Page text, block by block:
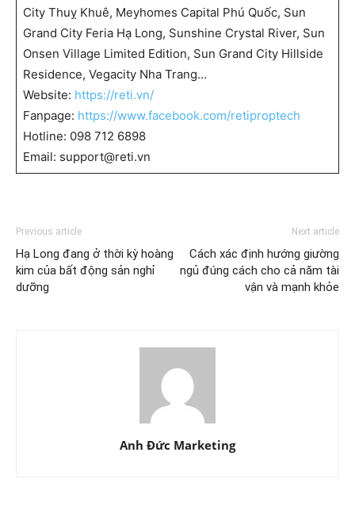
City Thuỵ Khuê, Meyhomes Capital Phú Quốc, Sun
Grand City Feria Hạ Long, Sunshine Crystal River, Sun
Onsen Village Limited Edition, Sun Grand City Hillside
Residence, Vegacity Nha Trang…
Website: https://reti.vn/
Fanpage: https://www.facebook.com/retiproptech
Hotline: 098 712 6898
Email: support@reti.vn
Previous article
Hạ Long đang ở thời kỳ hoàng
kim của bất động sản nghỉ
dưỡng
Next article
Cách xác định hướng giường
ngủ đúng cách cho cả năm tài
vận và mạnh khỏe
Anh Đức Marketing